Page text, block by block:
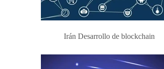
Irán Desarrollo de blockchain